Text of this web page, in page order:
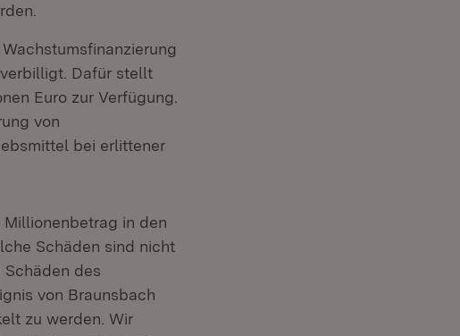
Dafür stellt
Euro zur Verfügung.
von
bei erlittener
Millionenbetrag in den
Schäden sind nicht
Schäden des
von Braunsbach
zu werden. Wir